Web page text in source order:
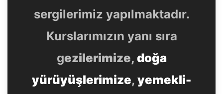
sergilerimiz yapılmaktadır.
Kurslarımızın yanı sıra
gezilerimize, doğa
yürüyüşlerimize, yemekli-